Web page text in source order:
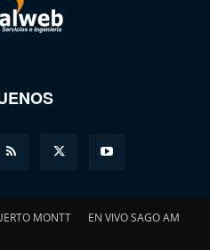
MONTT EN VIVO SAGO AM